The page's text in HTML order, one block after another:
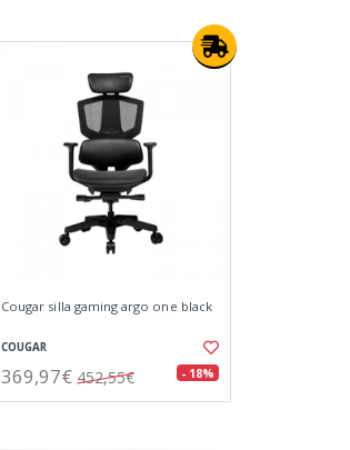
Cougar silla gaming argo one black
COUGAR
369,97€ 452,55€ - 18%